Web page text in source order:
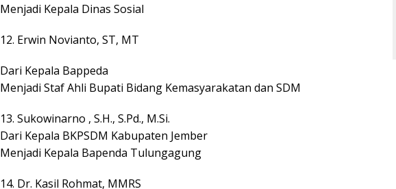
Menjadi Kepala Dinas Sosial
12. Erwin Novianto, ST, MT
Dari Kepala Bappeda
Menjadi Staf Ahli Bupati Bidang Kemasyarakatan dan SDM
13. Sukowinarno , S.H., S.Pd., M.Si.
Dari Kepala BKPSDM Kabupaten Jember
Menjadi Kepala Bapenda Tulungagung
14. Dr. Kasil Rohmat, MMRS